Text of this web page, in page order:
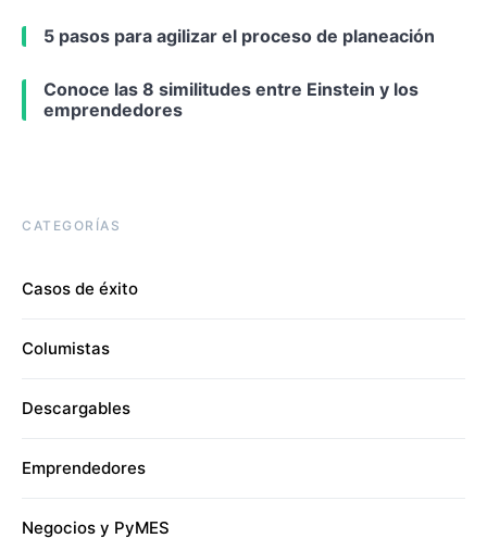
5 pasos para agilizar el proceso de planeación
Conoce las 8 similitudes entre Einstein y los
emprendedores
CATEGORÍAS
Casos de éxito
Columistas
Descargables
Emprendedores
Negocios y PyMES